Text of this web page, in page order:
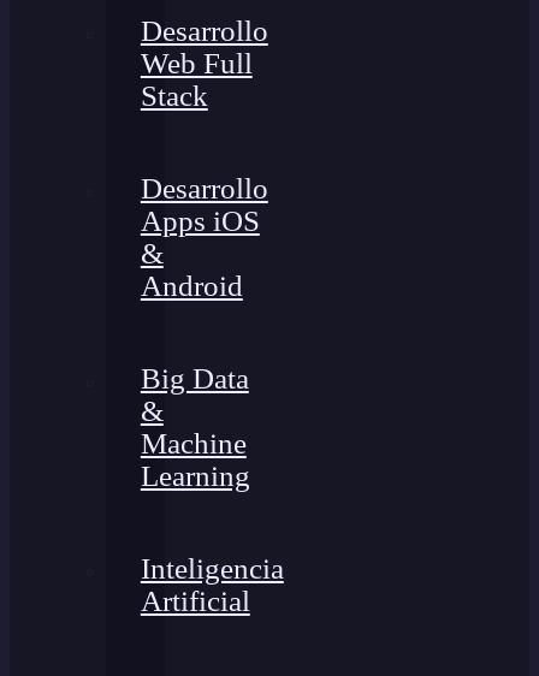
Desarrollo
Web Full
Stack
Desarrollo
Apps iOS
&
Android
Big Data
&
Machine
Learning
Inteligencia
Artificial